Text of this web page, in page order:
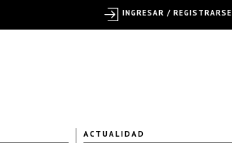
ACTUALIDAD
INGRESAR / REGISTRARSE